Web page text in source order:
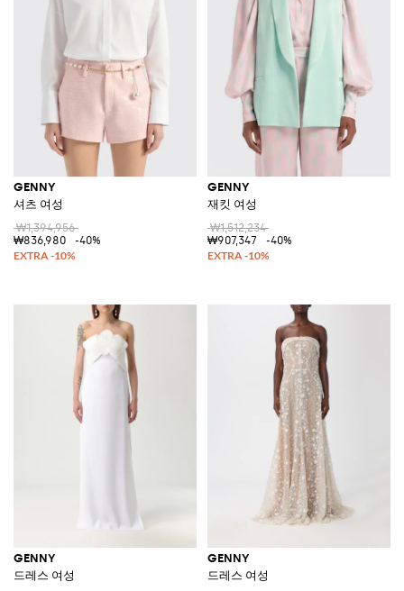
GENNY
셔츠 여성
₩1,394,956
₩836,980
-40%
GENNY
재킷 여성
₩1,512,234
₩907,347
-40%
GENNY
드레스 여성
GENNY
드레스 여성